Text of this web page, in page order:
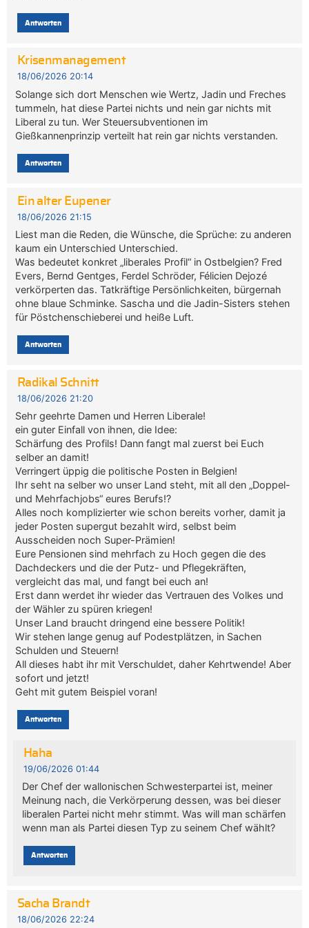
Antworten
Krisenmanagement
18/06/2026 20:14
Solange sich dort Menschen wie Wertz, Jadin und Freches
tummeln, hat diese Partei nichts und nein gar nichts mit
Liberal zu tun. Wer Steuersubventionen im
Gießkannenprinzip verteilt hat rein gar nichts verstanden.
Antworten
Ein alter Eupener
18/06/2026 21:15
Liest man die Reden, die Wünsche, die Sprüche: zu anderen
kaum ein Unterschied Unterschied.
Was bedeutet konkret „liberales Profil“ in Ostbelgien? Fred
Evers, Bernd Gentges, Ferdel Schröder, Félicien Dejozé
verkörperten das. Tatkräftige Persönlichkeiten, bürgernah
ohne blaue Schminke. Sascha und die Jadin-Sisters stehen
für Pöstchenschieberei und heiße Luft.
Antworten
Radikal Schnitt
18/06/2026 21:20
Sehr geehrte Damen und Herren Liberale!
ein guter Einfall von ihnen, die Idee:
Schärfung des Profils! Dann fangt mal zuerst bei Euch
selber an damit!
Verringert üppig die politische Posten in Belgien!
Ihr seht na selber wo unser Land steht, mit all den „Doppel-
und Mehrfachjobs“ eures Berufs!?
Alles noch komplizierter wie schon bereits vorher, damit ja
jeder Posten supergut bezahlt wird, selbst beim
Ausscheiden noch Super-Prämien!
Eure Pensionen sind mehrfach zu Hoch gegen die des
Dachdeckers und die der Putz- und Pflegekräften,
vergleicht das mal, und fangt bei euch an!
Erst dann werdet ihr wieder das Vertrauen des Volkes und
der Wähler zu spüren kriegen!
Unser Land braucht dringend eine bessere Politik!
Wir stehen lange genug auf Podestplätzen, in Sachen
Schulden und Steuern!
All dieses habt ihr mit Verschuldet, daher Kehrtwende! Aber
sofort und jetzt!
Geht mit gutem Beispiel voran!
Antworten
Haha
19/06/2026 01:44
Der Chef der wallonischen Schwesterpartei ist, meiner
Meinung nach, die Verkörperung dessen, was bei dieser
liberalen Partei nicht mehr stimmt. Was will man schärfen
wenn man als Partei diesen Typ zu seinem Chef wählt?
Antworten
Sacha Brandt
18/06/2026 22:24